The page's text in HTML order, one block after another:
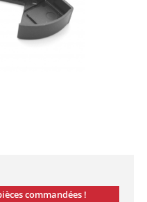
commandées !